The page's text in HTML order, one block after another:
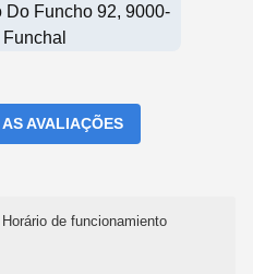
Funcho 92, 9000-
AVALIAÇÕES
Horário de funcionamiento